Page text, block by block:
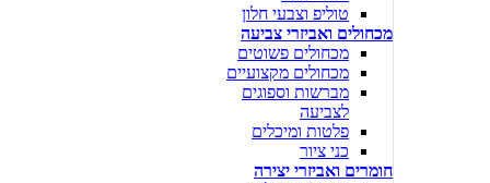
טוליפ וצבעי חלון
מכחולים ואביזרי צביעה
מכחולים פשוטים
מכחולים מקצועיים
מברשות וספוגים
לצביעה
פלטות ומיכלים
כני ציור
חומרים ואביזרי יצירה